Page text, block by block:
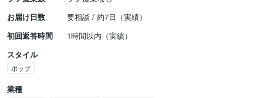
お届け日数
要相談 / 約7日（実績）
初回返答時間
1時間以内（実績）
スタイル
ポップ
業種